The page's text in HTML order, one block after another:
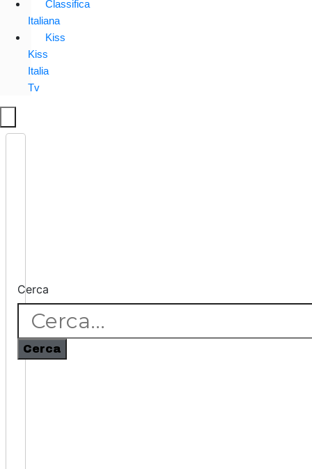
Classifica
Italiana
Kiss
Kiss
Italia
Tv
Cerca
Cerca